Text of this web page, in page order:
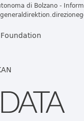
di Bolzano -